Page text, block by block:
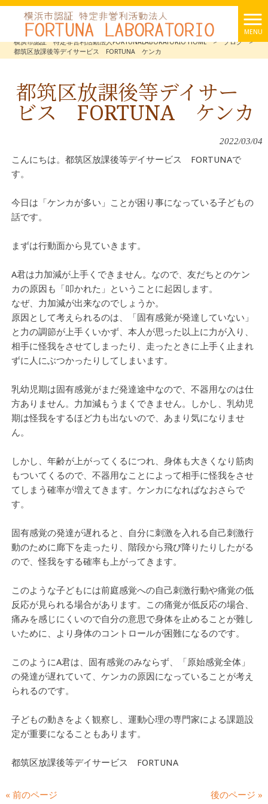
MENU
横浜市認証 特定非営利活動法人FORTUNALABORATORIO HOME
> ブログ
>
都筑区放課後等デイサービス FORTUNA ケンカ
都筑区放課後等デイサー
ビス FORTUNA ケンカ
2022/03/04
こんにちは。都筑区放課後等デイサービス FORTUNAで
す。
今日は「ケンカが多い」ことが困り事になっている子どもの
話です。
まずは行動面から見ていきます。
A君は力加減が上手くできません。なので、友だちとのケン
カの原因も「叩かれた」ということに起因します。
なぜ、力加減が出来なのでしょうか。
原因として考えられるのは、「固有感覚が発達していない」
と力の調節が上手くいかず、本人が思った以上に力が入り、
相手に怪我をさせてしまったり、走ったときに上手く止まれ
ずに人にぶつかったりしてしまいます。
乳幼児期は固有感覚がまだ発達途中なので、不器用なのは仕
方ありません。力加減もうまくできません。しかし、乳幼児
期は怪我をするほど力も出ないので、あまり気になりませ
ん。
しかし、年齢が上がってくるにつれ、身体も大きくなり筋肉
もついてくるので、不器用なことによって相手に怪我をさせ
てしまう確率が増えてきます。ケンカになればなおさらで
す。
固有感覚の発達が遅れると、自分に刺激を入れる自己刺激行
動のために廊下を走ったり、階段から飛び降りたりしたがる
ので、怪我をする確率も上がってきます。
このような子どもには前庭感覚への自己刺激行動や痛覚の低
反応が見られる場合があります。この痛覚が低反応の場合、
痛みを感じにくいので自分の意思で身体を止めることが難し
いために、より身体のコントロールが困難になるのです。
このようにA君は、固有感覚のみならず、「原始感覚全体」
の発達が遅れていて、ケンカの原因になっていることが考え
られるのです。
子どもの動きをよく観察し、運動心理の専門家による課題設
定が重要になることもあります。
都筑区放課後等デイサービス FORTUNA
« 前のページ 後のページ »